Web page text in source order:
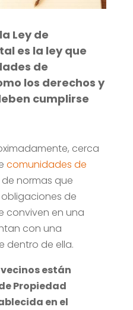
Ley de
es la ley que
de
los derechos y
cumplirse
cerca
comunidades de
normas que
de
conviven en una
con una
dentro de ella.
están
Propiedad
en el